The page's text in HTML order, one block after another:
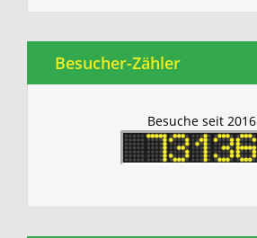
Besucher-Zähler
Besuche seit 2016